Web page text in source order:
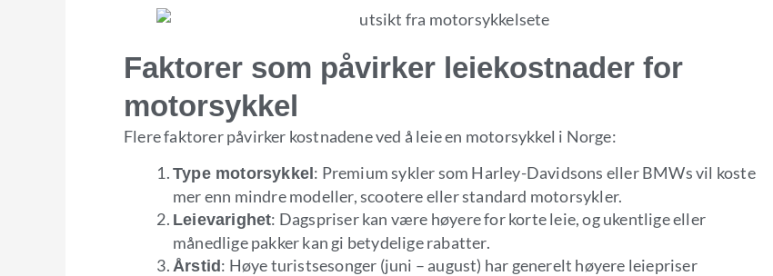
Faktorer som påvirker leiekostnader for
motorsykkel
Flere faktorer påvirker kostnadene ved å leie en motorsykkel i Norge:
Type motorsykkel: Premium sykler som Harley-Davidsons eller BMWs vil koste
mer enn mindre modeller, scootere eller standard motorsykler.
Leievarighet: Dagspriser kan være høyere for korte leie, og ukentlige eller
månedlige pakker kan gi betydelige rabatter.
Årstid: Høye turistsesonger (juni – august) har generelt høyere leiepriser